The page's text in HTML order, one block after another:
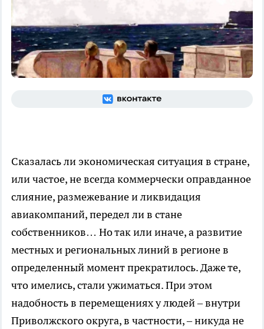
Сказалась ли экономическая ситуация в стране,
или частое, не всегда коммерчески оправданное
слияние, размежевание и ликвидация
авиакомпаний, передел ли в стане
собственников… Но так или иначе, а развитие
местных и региональных линий в регионе в
определенный момент прекратилось. Даже те,
что имелись, стали ужиматься. При этом
надобность в перемещениях у людей – внутри
Приволжского округа, в частности, – никуда не